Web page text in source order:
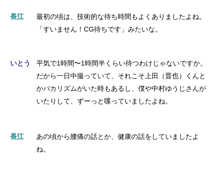
長江
最初の頃は、技術的な待ち時間もよくありましたよね。
「すいません！CG待ちです」みたいな。
いとう
平気で1時間〜1時間半くらい待つわけじゃないですか。
だから一日中撮っていて、それこそ上田（晋也）くんと
かバカリズムがいた時もあるし、僕や中村ゆうじさんが
いたりして、ずーっと喋っていましたよね。
長江
あの頃から腰痛の話とか、健康の話をしていましたよ
ね。